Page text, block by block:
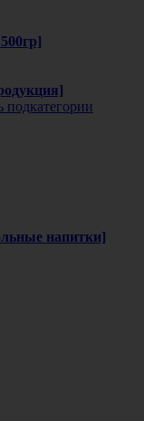
подкатегории
напитки]